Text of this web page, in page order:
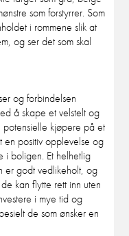
som forstyrrer. Som
i rommene slik at
og ser det som skal
og forbindelsen
å skape et velstelt og
potensielle kjøpere på et
en positiv opplevelse og
i boligen. Et helhetlig
er godt vedlikeholt, og
kan flytte rett inn uten
i mye tid og
de som ønsker en